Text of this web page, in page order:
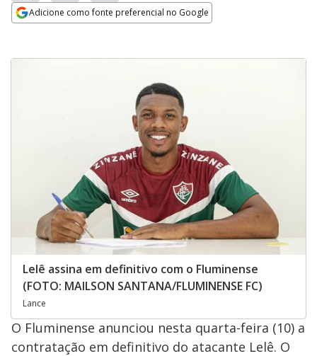
Adicione como fonte preferencial no Google
Lelê assina em definitivo com o Fluminense
(FOTO: MAILSON SANTANA/FLUMINENSE FC)
Lance
O Fluminense anunciou nesta quarta-feira (10) a
contratação em definitivo do atacante Lelê. O